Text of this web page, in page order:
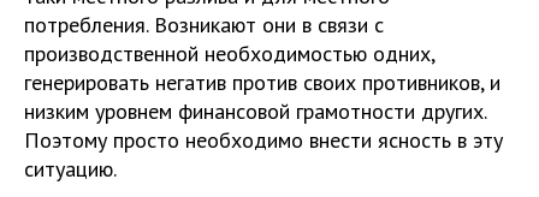
потребления. Возникают они в связи с
производственной необходимостью одних,
генерировать негатив против своих противников, и
низким уровнем финансовой грамотности других.
Поэтому просто необходимо внести ясность в эту
ситуацию.